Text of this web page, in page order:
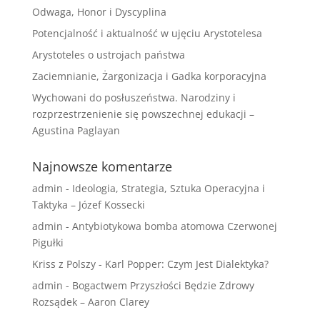
Odwaga, Honor i Dyscyplina
Potencjalność i aktualność w ujęciu Arystotelesa
Arystoteles o ustrojach państwa
Zaciemnianie, Żargonizacja i Gadka korporacyjna
Wychowani do posłuszeństwa. Narodziny i
rozprzestrzenienie się powszechnej edukacji –
Agustina Paglayan
Najnowsze komentarze
admin - Ideologia, Strategia, Sztuka Operacyjna i
Taktyka – Józef Kossecki
admin - Antybiotykowa bomba atomowa Czerwonej
Pigułki
Kriss z Polszy- Karl Popper: Czym Jest Dialektyka?
admin - Bogactwem Przyszłości Będzie Zdrowy
Rozsądek – Aaron Clarey